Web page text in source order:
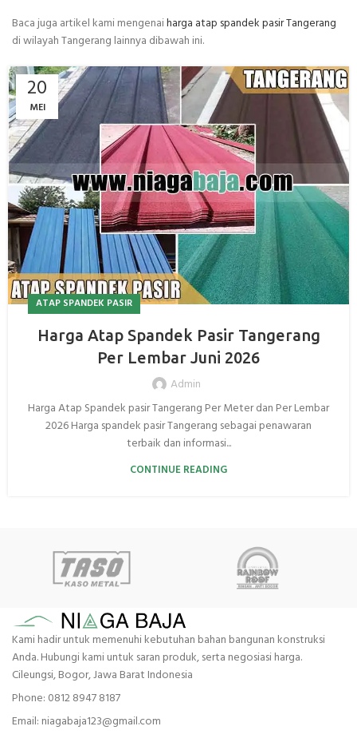
Baca juga artikel kami mengenaiharga atap spandek pasir Tangerang
di wilayah Tangerang lainnya dibawah ini.
20
MEI
ATAP SPANDEK PASIR
Harga Atap Spandek Pasir Tangerang
Per Lembar Juni 2026
Admin
Harga Atap Spandek pasir Tangerang Per Meter dan Per Lembar
2026 Harga spandek pasir Tangerang sebagai penawaran
terbaik dan informasi...
CONTINUE READING
Kami hadir untuk memenuhi kebutuhan bahan bangunan konstruksi
Anda. Hubungi kami untuk saran produk, serta negosiasi harga.
Cileungsi, Bogor, Jawa Barat Indonesia
Phone: 0812 8947 8187
Email: niagabaja123@gmail.com